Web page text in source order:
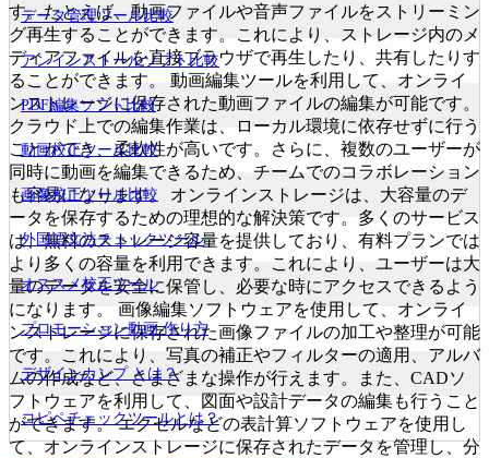
す。たとえば、動画ファイルや音声ファイルをストリーミン
グ再生することができます。これにより、ストレージ内のメ
ディアファイルを直接ブラウザで再生したり、共有したりす
ることができます。 動画編集ツールを利用して、オンライ
ンストレージに保存された動画ファイルの編集が可能です。
クラウド上での編集作業は、ローカル環境に依存せずに行う
ことができ、柔軟性が高いです。さらに、複数のユーザーが
同時に動画を編集できるため、チームでのコラボレーション
も容易になります。 オンラインストレージは、大容量のデ
ータを保存するための理想的な解決策です。多くのサービス
は、無料のストレージ容量を提供しており、有料プランでは
より多くの容量を利用できます。これにより、ユーザーは大
量のデータを安全に保管し、必要な時にアクセスできるよう
になります。 画像編集ソフトウェアを使用して、オンライ
ンストレージに保存された画像ファイルの加工や整理が可能
です。これにより、写真の補正やフィルターの適用、アルバ
ムの作成など、さまざまな操作が行えます。また、CADソ
フトウェアを利用して、図面や設計データの編集も行うこと
ができます。 エクセルなどの表計算ソフトウェアを使用し
て、オンラインストレージに保存されたデータを管理し、分
データ管理ツール比較
アンインストールソフト比較
PDF編集ソフト比較
動画校正ツール比較
画像校正ツール比較
外国語文法チェックツール
オススメ校正ツール
プロモーション動画 作り方
デザインカンプ とは？
コピペチェックツールとは？